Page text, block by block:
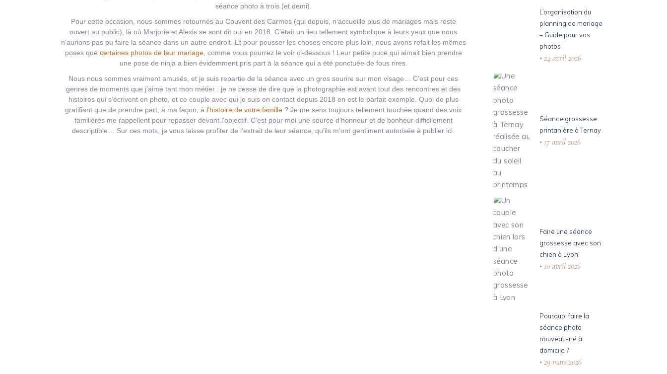
séance photo à trois (et demi).
Pour cette occasion, nous sommes retournés au Couvent des Carmes (qui depuis, n’accueille plus de mariages mais reste
ouvert au public), là où Marjorie et Alexis se sont dit oui en 2018. C’était un lieu tellement symbolique à leurs yeux que nous
n’aurions pas pu faire la séance dans un autre endroit. Et pour pousser les choses encore plus loin, nous avons refait les mêmes
poses que certaines photos de leur mariage, comme vous pourrez le voir ci-dessous ! Leur petite puce qui aimait bien prendre
une pose de ninja a bien évidemment pris part à la séance qui a été ponctuée de fous rires.
Nous nous sommes vraiment amusés, et je suis repartie de la séance avec un gros sourire sur mon visage… C’est pour ces
genres de moments que j’aime tant mon métier : je ne cesse de dire que la photographie est avant tout des rencontres et des
histoires qui s’écrivent en photo, et ce couple avec qui je suis en contact depuis 2018 en est le parfait exemple. Quoi de plus
gratifiant que de prendre part, à ma façon, à l’histoire de votre famille ? Je me sens toujours tellement touchée quand des voix
familières me rappellent pour repasser devant l’objectif. C’est pour moi une source d’honneur et de bonheur difficilement
descriptible… Sur ces mots, je vous laisse profiter de l’extrait de leur séance, qu’ils m’ont gentiment autorisée à publier ici.
L’organisation du
planning de mariage
– Guide pour vos
photos
24 avril 2026
Séance grossesse
printanière à Ternay
17 avril 2026
Faire une séance
grossesse avec son
chien à Lyon
10 avril 2026
Pourquoi faire la
séance photo
nouveau-né à
domicile ?
29 mars 2026